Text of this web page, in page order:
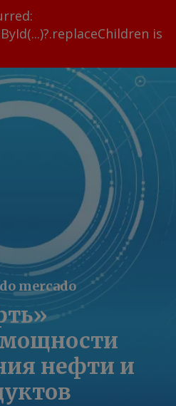
is
mercado
нефти и